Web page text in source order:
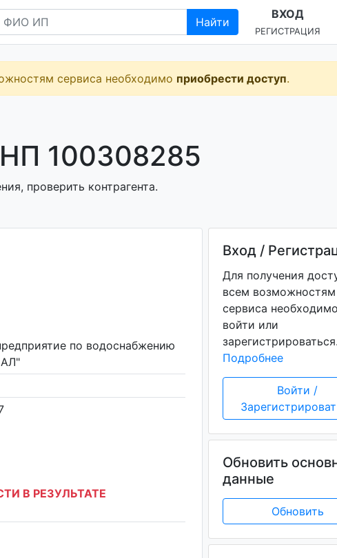
Найти
ВХОД
РЕГИСТРАЦИЯ
сервиса необходимо приобрести доступ.
100308285
проверить контрагента.
по водоснабжению
В РЕЗУЛЬТАТЕ
Вход /
Для получения
всем возможностям
сервиса
войти или
Подробнее
Войти /
Обновить
данные
Обновить